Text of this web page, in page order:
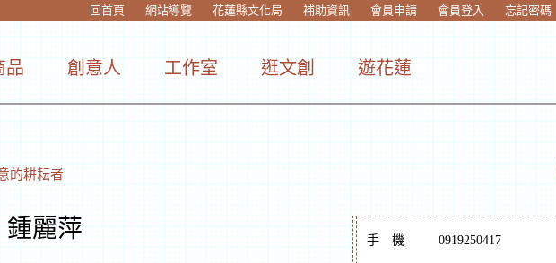
回首頁 網站導覽 花蓮縣文化局 補助資訊 會員申請 會員登入 忘記密碼
品 創意人 工作室 逛文創 遊花蓮
的耕耘者
鍾麗萍 手 機 0919250417